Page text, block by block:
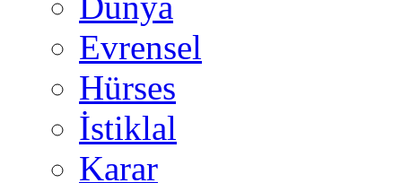
Evrensel
Hürses
İstiklal
Karar